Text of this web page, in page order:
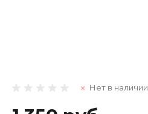
Нет в наличии